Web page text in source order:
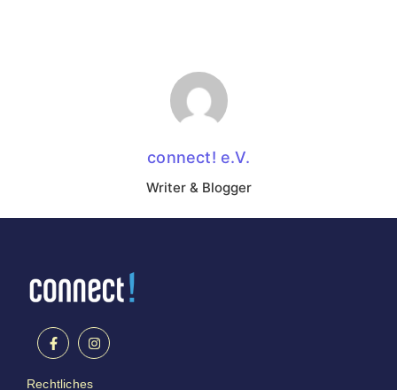
connect! e.V.
Writer & Blogger
Rechtliches